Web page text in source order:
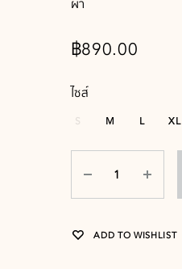
ผ้า
฿890.00
ไซส์
S M L XL
ADD TO WISHLIST